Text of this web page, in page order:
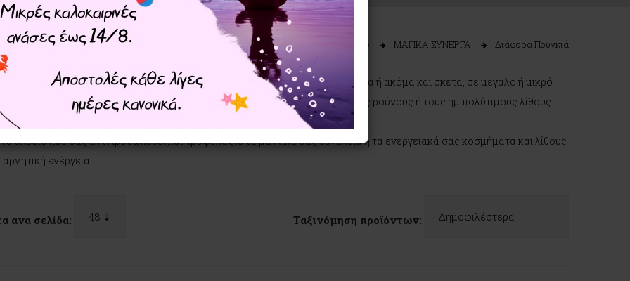
Πουγκιά Home ΜΑΓΙΚΑ ΣΥΝΕΡΓΑ Διάφορα Πουγκιά
από βελούδο ή σατέν, κεντημένα με αρχαία προστατευτικά σύμβολα ή ακόμα και σκέτα, σε μεγάλο ή μικρό
μπορείτε να φυλάξετε την τράπουλα, τις κάρτες Ταρώ, το εκκρεμές, τους ρούνους ή τους ημιπολύτιμους λίθους
το σχέδιο που σας αντιπροσωπεύει και προφυλάξτε τα μαντικά σας εργαλεία ή τα ενεργειακά σας κοσμήματα και λίθους
ενέργεια.
ανα σελίδα: Ταξινόμηση προϊόντων: